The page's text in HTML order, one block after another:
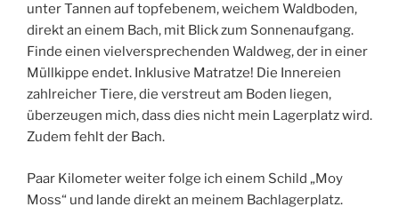
unter Tannen auf topfebenem, weichem Waldboden,
direkt an einem Bach, mit Blick zum Sonnenaufgang.
Finde einen vielversprechenden Waldweg, der in einer
Müllkippe endet. Inklusive Matratze! Die Innereien
zahlreicher Tiere, die verstreut am Boden liegen,
überzeugen mich, dass dies nicht mein Lagerplatz wird.
Zudem fehlt der Bach.
Paar Kilometer weiter folge ich einem Schild „Moy
Moss“ und lande direkt an meinem Bachlagerplatz.